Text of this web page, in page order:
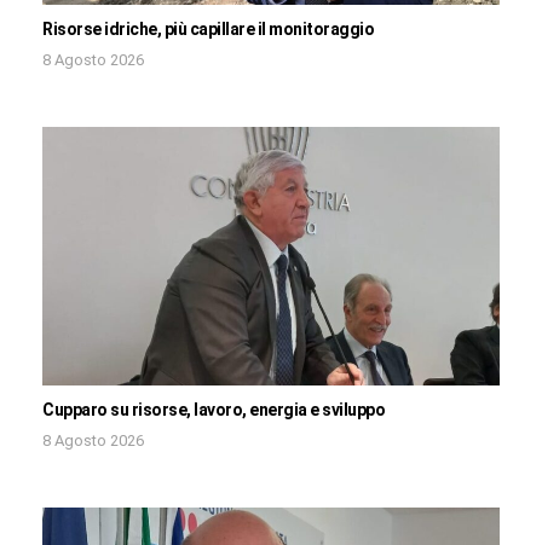
Risorse idriche, più capillare il monitoraggio
8 Agosto 2026
Cupparo su risorse, lavoro, energia e sviluppo
8 Agosto 2026